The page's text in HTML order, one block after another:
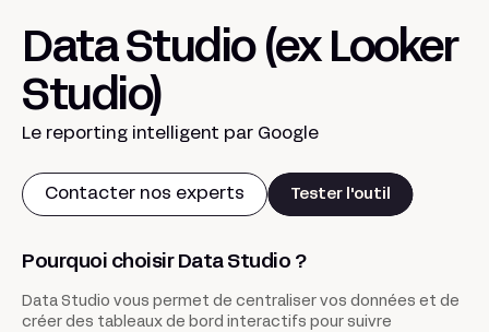
Data Studio (ex Looker
Studio)
Le reporting intelligent par Google
Contacter nos experts Tester l'outil
Pourquoi choisir Data Studio ?
Data Studio vous permet de centraliser vos données et de
créer des tableaux de bord interactifs pour suivre